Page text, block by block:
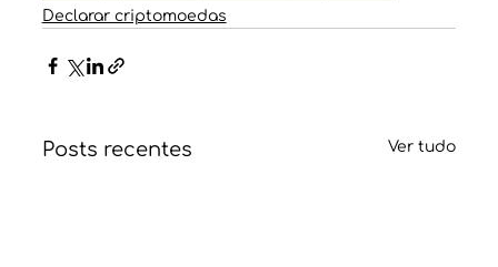
Declarar criptomoedas
Posts recentes Ver tudo